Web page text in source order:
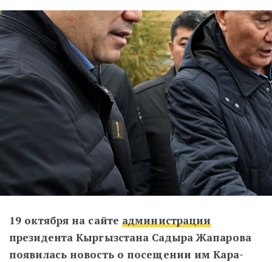
19 октября на сайте администрации
президента Кыргызcтана Садыра Жапарова
появилась новость о посещении им Кара-